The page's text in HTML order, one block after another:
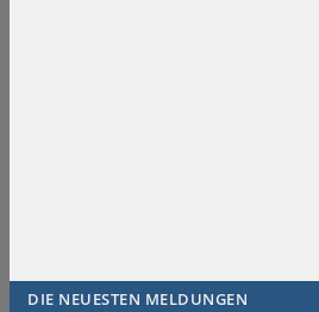
DIE NEUESTEN MELDUNGEN